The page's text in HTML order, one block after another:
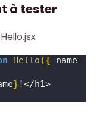
à tester
Hello({
name
} !</h1>